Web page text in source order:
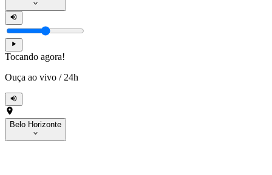
Tocando agora!
Ouça ao vivo / 24h
Belo Horizonte